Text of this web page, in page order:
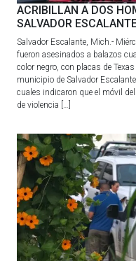
ACRIBILLAN A DOS
SALVADOR
Salvador Escalante, Mich.-
fueron asesinados a balazos
color negro, con placas de
municipio de Salvador
cuales indicaron que el móvil
de violencia […]